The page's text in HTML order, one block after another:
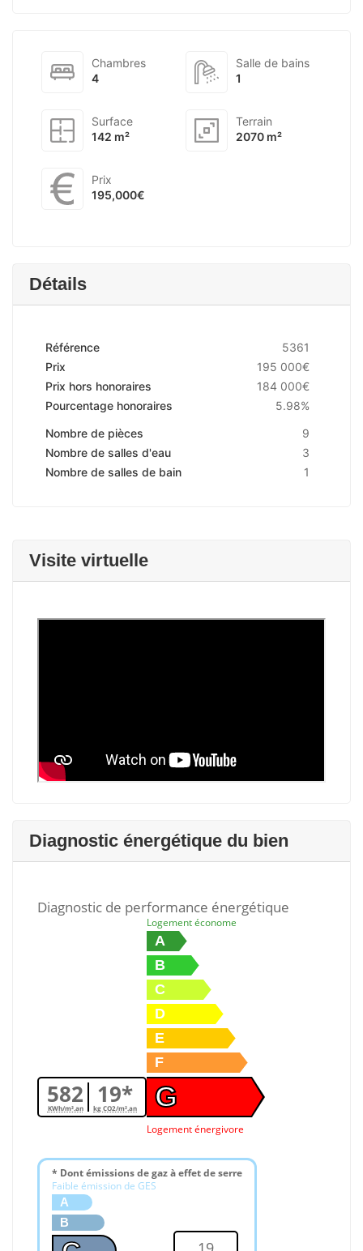
Chambres
4
Salle de bains
1
Surface
142 m²
Terrain
2070 m²
Prix
195,000€
Détails
Référence
5361
Prix
195 000€
Prix hors honoraires
184 000€
Pourcentage honoraires
5.98%
Nombre de pièces
9
Nombre de salles d'eau
3
Nombre de salles de bain
1
Visite virtuelle
Diagnostic énergétique du bien
Diagnostic de performance énergétique
582
KWh/m².an 19*
kg CO2/m².an
Logement économe
A
B
C
D
E
F
G
Logement énergivore
* Dont émissions de gaz à effet de serre
Faible émission de GES
A
B